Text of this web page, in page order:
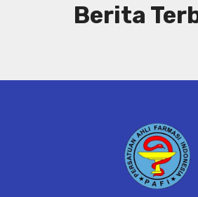
Berita